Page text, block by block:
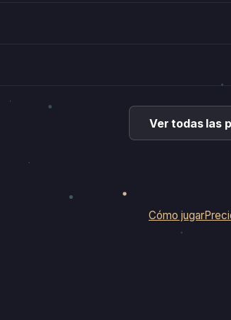
Ver todas las
Cómo jugar